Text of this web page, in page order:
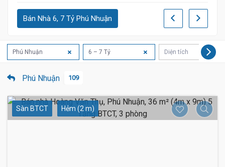
Bán Nhà 6, 7 Tỷ Phú Nhuận
Phú Nhuận 6 – 7 Tỷ Diện tích
Phú Nhuận 109
Sàn BTCT Hẻm (2 m)